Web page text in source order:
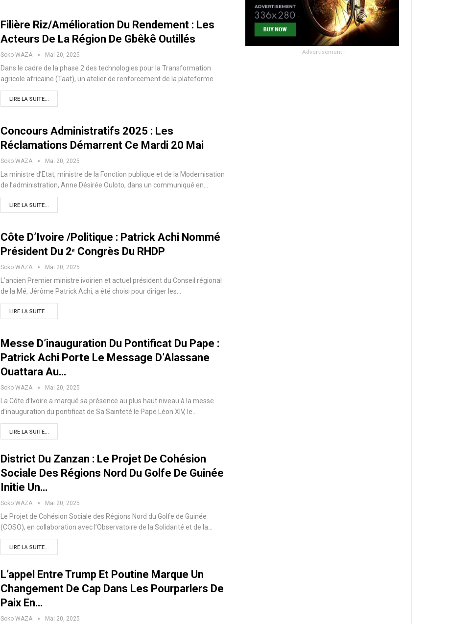
Filière Riz/Amélioration Du Rendement : Les
Acteurs De La Région De Gbêkê Outillés
Soko WAZA Mai 20, 2025
Dans le cadre de la phase 2 des technologies pour la Transformation
agricole africaine (Taat), un atelier de renforcement de la plateforme…
LIRE LA SUITE...
Concours Administratifs 2025 : Les
Réclamations Démarrent Ce Mardi 20 Mai
Soko WAZA Mai 20, 2025
La ministre d’Etat, ministre de la Fonction publique et de la Modernisation
de l’administration, Anne Désirée Ouloto, dans un communiqué en…
LIRE LA SUITE...
Côte D’Ivoire /Politique : Patrick Achi Nommé
Président Du 2ᵉ Congrès Du RHDP
Soko WAZA Mai 20, 2025
L’ancien Premier ministre ivoirien et actuel président du Conseil régional
de la Mé, Jérôme Patrick Achi, a été choisi pour diriger les…
LIRE LA SUITE...
Messe D’inauguration Du Pontificat Du Pape :
Patrick Achi Porte Le Message D’Alassane
Ouattara Au…
Soko WAZA Mai 20, 2025
La Côte d’Ivoire a marqué sa présence au plus haut niveau à la messe
d’inauguration du pontificat de Sa Sainteté le Pape Léon XIV, le…
LIRE LA SUITE...
District Du Zanzan : Le Projet De Cohésion
Sociale Des Régions Nord Du Golfe De Guinée
Initie Un…
Soko WAZA Mai 20, 2025
Le Projet de Cohésion Sociale des Régions Nord du Golfe de Guinée
(COSO), en collaboration avec l’Observatoire de la Solidarité et de la…
LIRE LA SUITE...
L’appel Entre Trump Et Poutine Marque Un
Changement De Cap Dans Les Pourparlers De
Paix En…
Soko WAZA Mai 20, 2025
- Advertisement -